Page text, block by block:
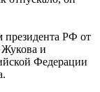
президента РФ от
Жукова и
Федерации